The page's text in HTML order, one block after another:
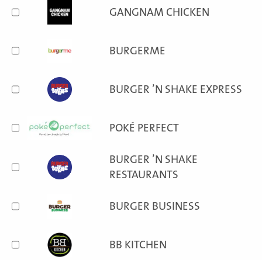
GANGNAM CHICKEN
BURGERME
BURGER ’N SHAKE EXPRESS
POKÉ PERFECT
BURGER ’N SHAKE
RESTAURANTS
BURGER BUSINESS
BB KITCHEN